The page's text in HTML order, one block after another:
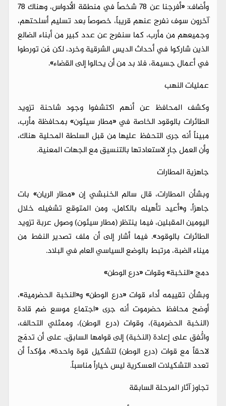
وأضاف: «أفرجنا عن 78 شخصاً في منطقة الأدواس، وهناك 78
آخرون سوف نفرج عنهم قريباً، خصوصاً بعد تسليم أسلحتهم،
وجميعهم من مأرب، كما سنفرج عن عدد كبير من أبناء الضالع
الذين شاركوا في أحداث الديس الشرقية وخرد، لكن مَن تورطوا
في أعمال جسيمة، فلا بد من أن يحالوا إلى القضاء».
عمليات النهب
وكشف المحافظ عن أنهم اكتشفوا وجود شاحنة تزويد
الطائرات بالوقود الخاصة في «مطار سيئون» بمحافظة مأرب،
مبيناً أنه جرى التحفظ عليها من قبل السلطة المحلية هناك،
وأن العمل جارٍ لاستعادتها بالتنسيق مع الجهات المعنية.
جاهزية المطارات
وبشأن المطارات، قال سالم الخنبشي إن «مطار الريان» بات
جاهزاً، و«أعيد تأهيله بالكامل، ومن المتوقع تشغيله خلال
اليومين المقبلين، فيما ينتظر (مطار سيئون) وصول عربة تزويد
الطائرات بالوقود». فيما أشار إلى أن ملف تصدير النفط من
ميناء الضبة، مرتبط بالوضع السياسي العام في البلاد.
دمج «النخبة» وقوات «درع الوطن»
وبشأن تقييمه أداء قوات «درع الوطن» و«النخبة الحضرمية»،
أوضح محافظ حضرموت أنه جرى «اجتماع موسع ضم قادة
(النخبة الحضرمية)، وقوات (درع الوطن)، وممثلي التحالف،
واتُّفق على إعادة (النخبة) إلى قوامها السابق، على أن تدمَج
لاحقاً مع قوات (درع الوطن) لتشكيل قوة واحدة»، مؤكداً أن
تعدد التشكيلات العسكرية ليس خياراً مناسباً.
تجاوز آثار المرحلة السابقة